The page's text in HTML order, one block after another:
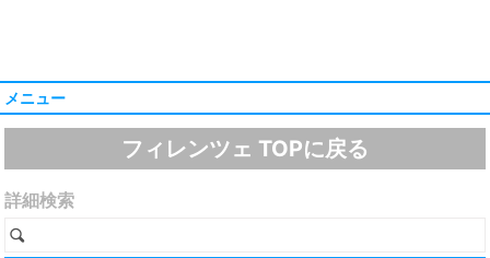
メニュー
フィレンツェ TOPに戻る
詳細検索